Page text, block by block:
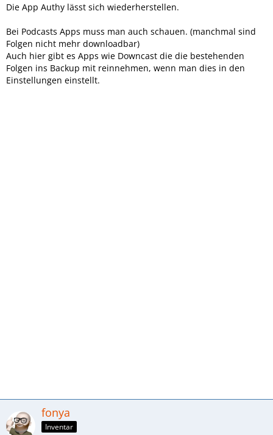
Die App Authy lässt sich wiederherstellen.
Bei Podcasts Apps muss man auch schauen. (manchmal sind
Folgen nicht mehr downloadbar)
Auch hier gibt es Apps wie Downcast die die bestehenden
Folgen ins Backup mit reinnehmen, wenn man dies in den
Einstellungen einstellt.
fonya
Inventar